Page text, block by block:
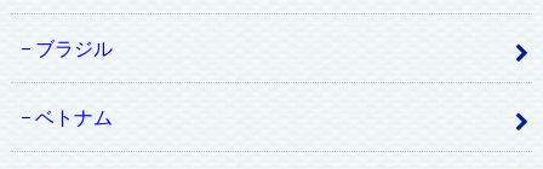
ブラジル
ベトナム